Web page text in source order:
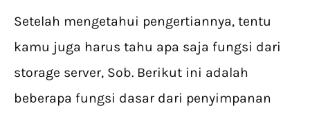
Setelah mengetahui pengertiannya, tentu
kamu juga harus tahu apa saja fungsi dari
storage server, Sob. Berikut ini adalah
beberapa fungsi dasar dari penyimpanan